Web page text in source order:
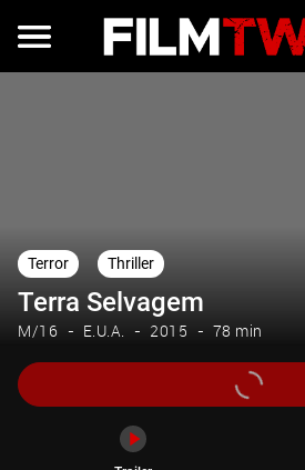
Terror Thriller
Terra Selvagem
M/16 E.U.A. 2015 78 min